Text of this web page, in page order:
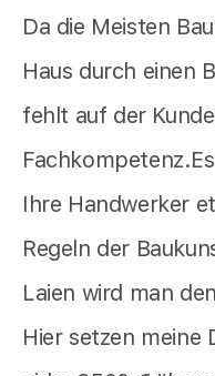
Da die Meisten
Haus durch einen
fehlt auf der
Ihre Handwerker
Regeln der
Laien wird man
Hier setzen meine